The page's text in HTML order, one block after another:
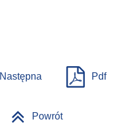
Następna Pdf
Powrót